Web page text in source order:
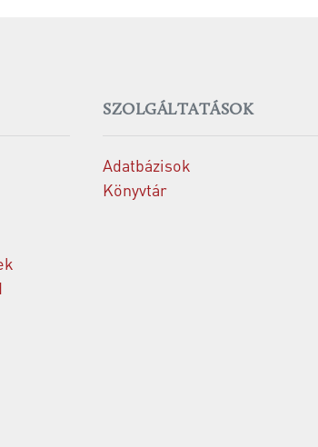
SZOLGÁLTATÁSOK
Adatbázisok
Könyvtár